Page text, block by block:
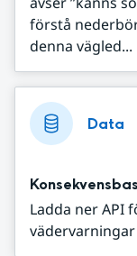
förstå
denna vägled...
Data
Ladda ner API
vädervarningar